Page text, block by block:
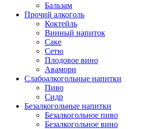
Бальзам
Прочий алкоголь
Коктейль
Винный напиток
Саке
Сетю
Плодовое вино
Авамори
Слабоалкогольные напитки
Пиво
Сидр
Безалкогольные напитки
Безалкогольное пиво
Безалкогольное вино